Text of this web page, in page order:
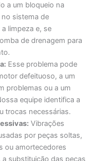
a um bloqueio na
sistema de
limpeza e, se
de drenagem para
Esse problema pode
defeituoso, a um
problemas ou a um
equipe identifica a
trocas necessárias.
Vibrações
por peças soltas,
ou amortecedores
substituição das peças